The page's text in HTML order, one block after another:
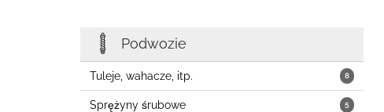
Podwozie
8
Tuleje, wahacze, itp.
5
Sprężyny śrubowe